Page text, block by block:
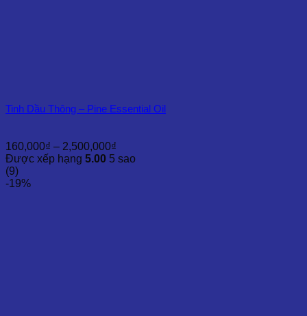
Tinh Dầu Thông – Pine Essential Oil
160,000₫ – 2,500,000₫
giá:
Được xếp hạng 5.00 5 sao
(9)
-19%